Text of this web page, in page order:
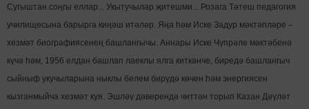
Сугыштан соңгы еллар... Укытучылар җитешми... Розага Тәтеш педагогия
училищесына барырга киңәш итәләр. Яңа һәм Иске Задур мәктәпләре –
хезмәт биографиясенең башлангычы. Аннары Иске Чүпрәле мәктәбенә
күчә һәм, 1956 елдан башлап лаеклы ялга киткәнче, биредә башлангыч
сыйныф укучыларына ныклы белем бирүдә көчен һәм энергиясен
кызганмыйча хезмәт куя. Эшләү дәверендә читтән торып Казан Дәүләт